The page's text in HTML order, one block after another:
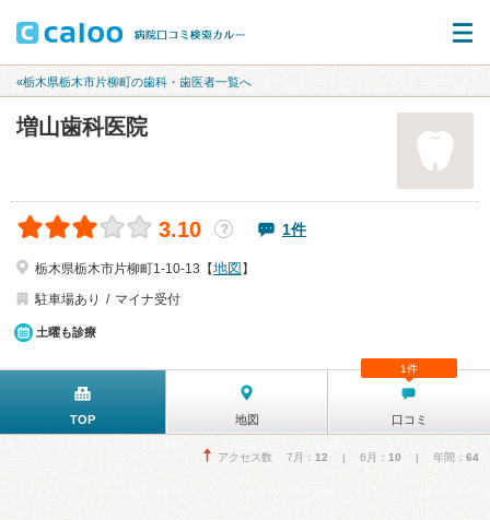
«栃木県栃木市片柳町の歯科・歯医者一覧へ
増山歯科医院
3.10 ？ 1件
栃木県栃木市片柳町1-10-13【地図 】
駐車場あり
マイナ受付
土曜も診療
TOP 地図 口コミ
1件
アクセス数 7月： 12 | 6月： 10 | 年間： 64